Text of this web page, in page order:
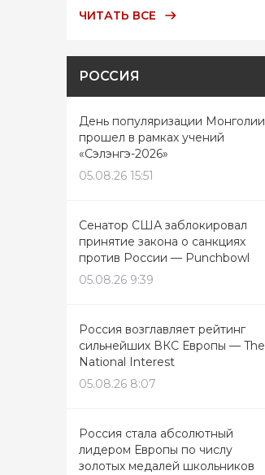
ЧИТАТЬ ВСЕ
РОССИЯ
День популяризации Монголии
прошел в рамках учений
«Сэлэнгэ-2026»
05.08.26 15:51
Сенатор США заблокировал
принятие закона о санкциях
против России — Punchbowl
05.08.26 9:39
Россия возглавляет рейтинг
сильнейших ВКС Европы — The
National Interest
05.08.26 8:07
Россия стала абсолютный
лидером Европы по числу
золотых медалей школьников